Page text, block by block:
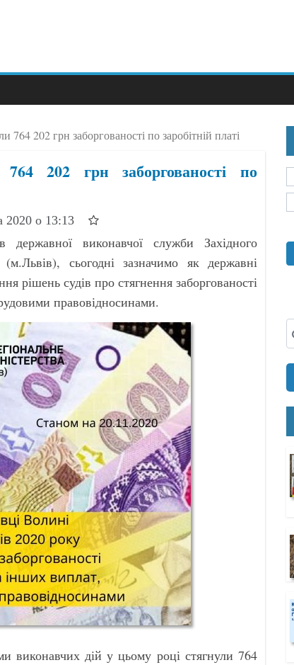
764 202 грн заборгованості по заробітній платі
202 грн заборгованості по
2020 о 13:13
виконавчої служби Західного
(м.Львів), сьогодні зазначимо як державні
рішень судів про стягнення заборгованості
правовідносинами.
виконавчих дій у цьому році стягнули 764